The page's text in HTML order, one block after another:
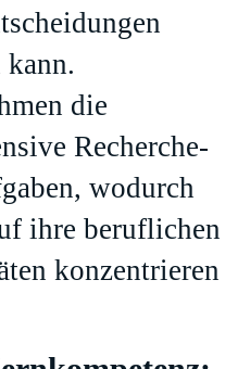
die
Recherche-
wodurch
ihre beruflichen
konzentrieren